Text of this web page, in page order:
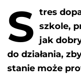
S tres
szkole,
jak
do działania,
stanie może